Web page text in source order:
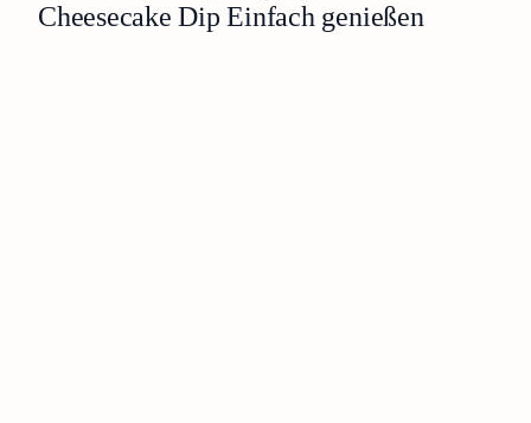
Cheesecake Dip Einfach genießen